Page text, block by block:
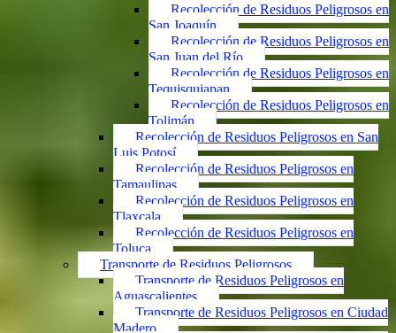
Recolección de Residuos Peligrosos en
San Joaquín
Recolección de Residuos Peligrosos en
San Juan del Río
Recolección de Residuos Peligrosos en
Tequisquiapan
Recolección de Residuos Peligrosos en
Tolimán
Recolección de Residuos Peligrosos en San
Luis Potosí
Recolección de Residuos Peligrosos en
Tamaulipas
Recolección de Residuos Peligrosos en
Tlaxcala
Recolección de Residuos Peligrosos en
Toluca
Transporte de Residuos Peligrosos
Transporte de Residuos Peligrosos en
Aguascalientes
Transporte de Residuos Peligrosos en Ciudad
Madero